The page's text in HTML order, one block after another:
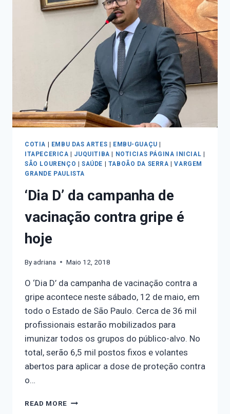
COTIA EMBU DAS ARTES EMBU-GUAÇU
ITAPECERICA
JUQUITIBA NOTICIAS PÁGINA INICIAL
SÃO LOURENÇO
SAÚDE TABOÃO DA SERRA |VARGEM
GRANDE PAULISTA
‘Dia D’ da campanha de
vacinação contra gripe é
hoje
Byadriana Maio 12, 2018
O ‘Dia D’ da campanha de vacinação contra a
gripe acontece neste sábado, 12 de maio, em
todo o Estado de São Paulo. Cerca de 36 mil
profissionais estarão mobilizados para
imunizar todos os grupos do público-alvo. No
total, serão 6,5 mil postos fixos e volantes
abertos para aplicar a dose de proteção contra
o…
READ MORE